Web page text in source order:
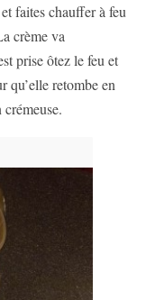
faites chauffer à feu
crème va
prise ôtez le feu et
qu’elle retombe en